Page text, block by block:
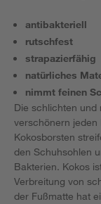
antibakteriell
rutschfest
strapazierfähig
natürliches
nimmt feinen
Die schlichten und
verschönern jeden
Kokosborsten
den Schuhsohlen
Bakterien. Kokos
Verbreitung von
der Fußmatte hat